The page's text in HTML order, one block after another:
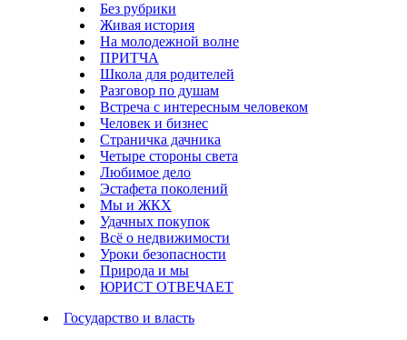
Без рубрики
Живая история
На молодежной волне
ПРИТЧА
Школа для родителей
Разговор по душам
Встреча с интересным человеком
Человек и бизнес
Страничка дачника
Четыре стороны света
Любимое дело
Эстафета поколений
Мы и ЖКХ
Удачных покупок
Всё о недвижимости
Уроки безопасности
Природа и мы
ЮРИСТ ОТВЕЧАЕТ
Государство и власть